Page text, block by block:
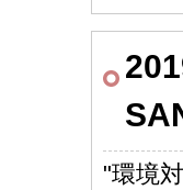
"環境